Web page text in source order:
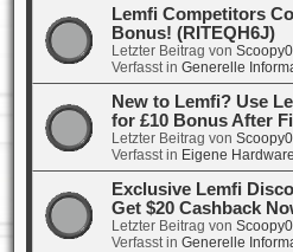
Lemfi Competitors
Bonus! (RITEQH6J)
Letzter Beitrag von
Verfasst in Generelle
New to Lemfi? Use
for £10 Bonus After
Letzter Beitrag von
Verfasst in Eigene Hardware
Exclusive Lemfi
Get $20 Cashback
Letzter Beitrag von
Verfasst in Generelle